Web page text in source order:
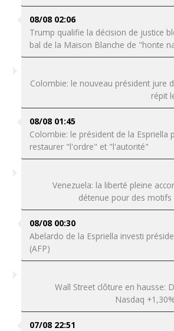
08/08 02:06
Trump qualifie la décision de justice
bal de la Maison Blanche de "honte
Colombie: le nouveau président jure
répit
08/08 01:45
Colombie: le président de la Espriella
restaurer "l'ordre" et "l'autorité"
Venezuela: la liberté pleine
détenue pour des
08/08 00:30
Abelardo de la Espriella investi
(AFP)
Wall Street clôture en hausse:
Nasdaq
07/08 22:51